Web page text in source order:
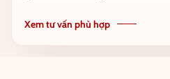
Xem tư vấn phù hợp